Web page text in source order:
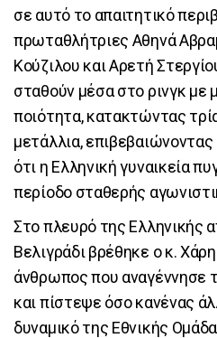
σε αυτό το απαιτητικό
πρωταθλήτριες Αθηνά
Κούζιλου και Αρετή
σταθούν μέσα στο ρινγκ με
ποιότητα, κατακτώντας
μετάλλια,
ότι η Ελληνική γυναικεία
περίοδο σταθερής
Στο πλευρό της Ελληνικής
Βελιγράδι βρέθηκε ο κ.
άνθρωπος που αναγέννησε
και πίστεψε όσο κανένας
δυναμικό της Εθνικής